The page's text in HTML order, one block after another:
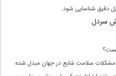
دقیق شناسایی شود.
سردل
مشکلات سلامت شایع در جهان مبدل شده